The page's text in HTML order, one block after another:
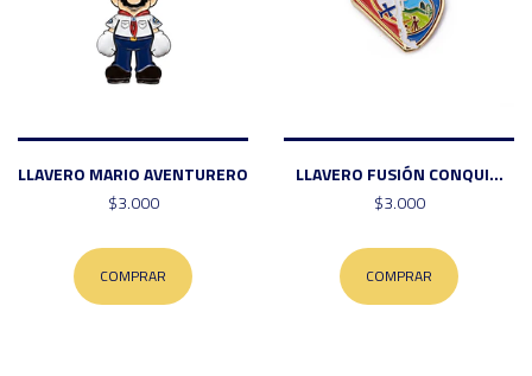
LLAVERO MARIO AVENTURERO
$3.000
COMPRAR
LLAVERO FUSIÓN CONQUI...
$3.000
COMPRAR